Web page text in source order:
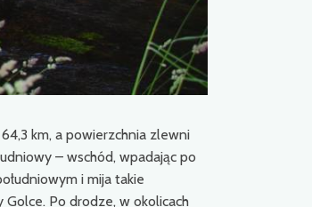
km, a powierzchnia zlewni
– wschód, wpadając po
i mija takie
Golce. Po drodze, w okolicach